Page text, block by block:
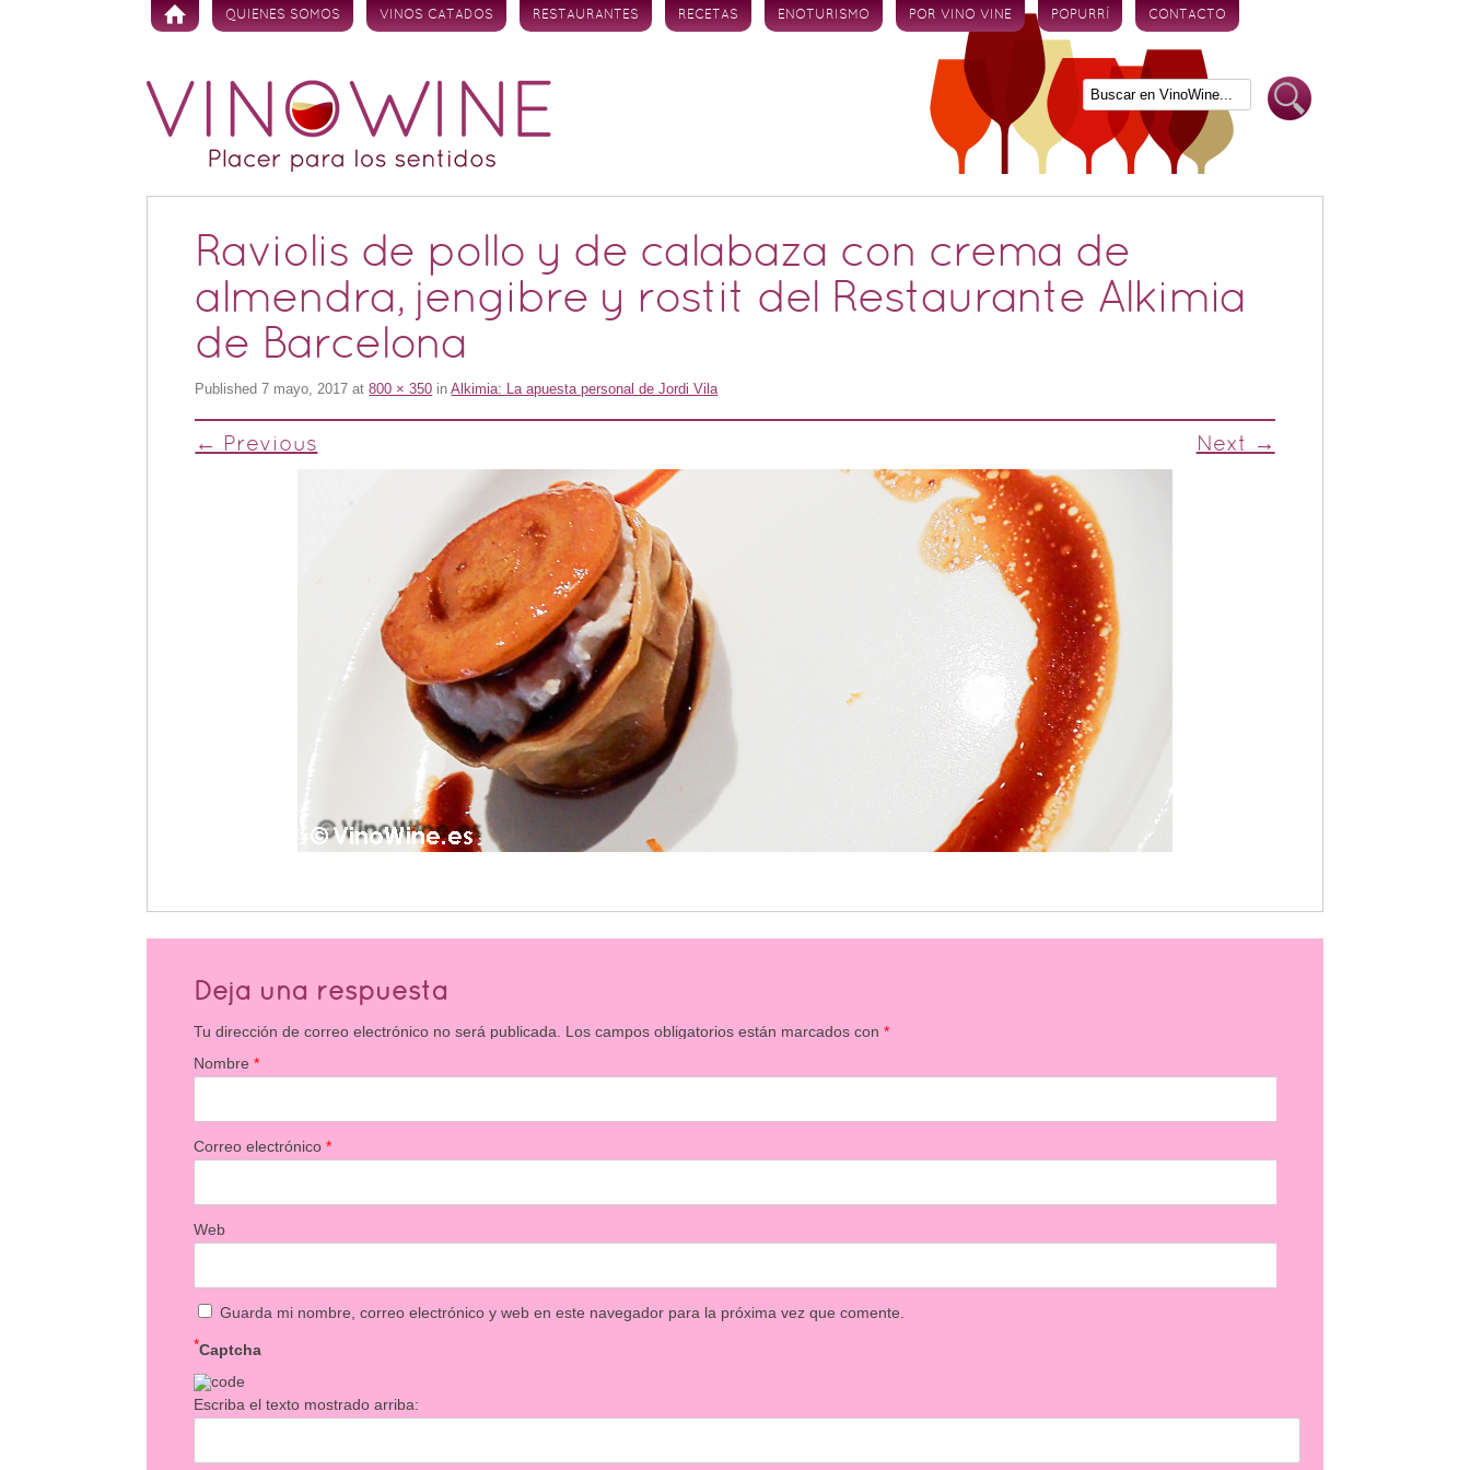
Skip to content
QUIENES SOMOS VINOS CATADOS RESTAURANTES RECETAS ENOTURISMO POR VINO VINE POPURRÍ CONTACTO
Raviolis de pollo y de calabaza con crema de
almendra, jengibre y rostit del Restaurante Alkimia
de Barcelona
Published7 mayo, 2017 at800 × 350 inAlkimia: La apuesta personal de Jordi Vila
← Previous Next →
Deja una respuesta
Tu dirección de correo electrónico no será publicada. Los campos obligatorios están marcados con*
Nombre*
Correo electrónico*
Web
Guarda mi nombre, correo electrónico y web en este navegador para la próxima vez que comente.
Captcha
*
Escriba el texto mostrado arriba: